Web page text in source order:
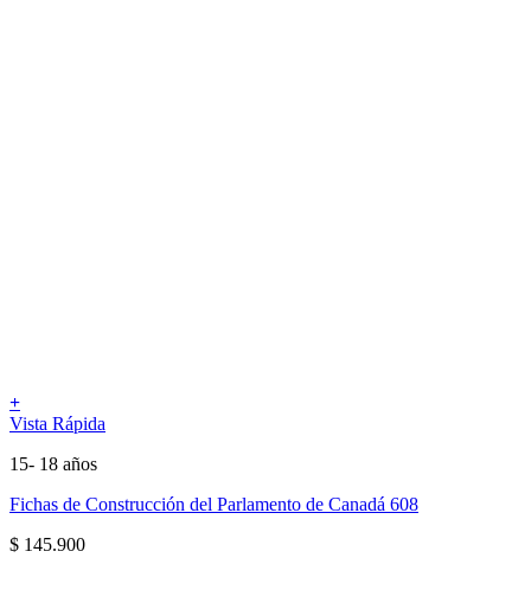
+
Vista Rápida
15- 18 años
Fichas de Construcción del Parlamento de Canadá 608
$ 145.900